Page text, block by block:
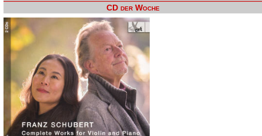
CD der Woche